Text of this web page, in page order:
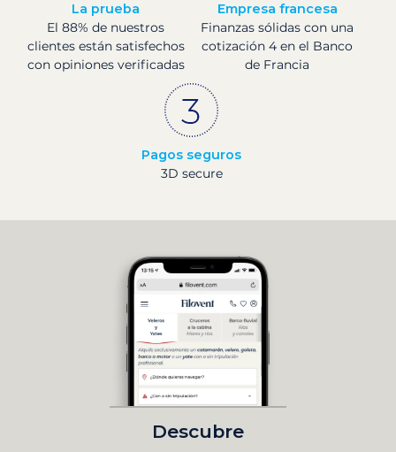
La prueba
El 88% de nuestros
clientes están satisfechos
con opiniones verificadas
Empresa francesa
Finanzas sólidas con una
cotización 4 en el Banco
de Francia
Pagos seguros
3D secure
Descubre